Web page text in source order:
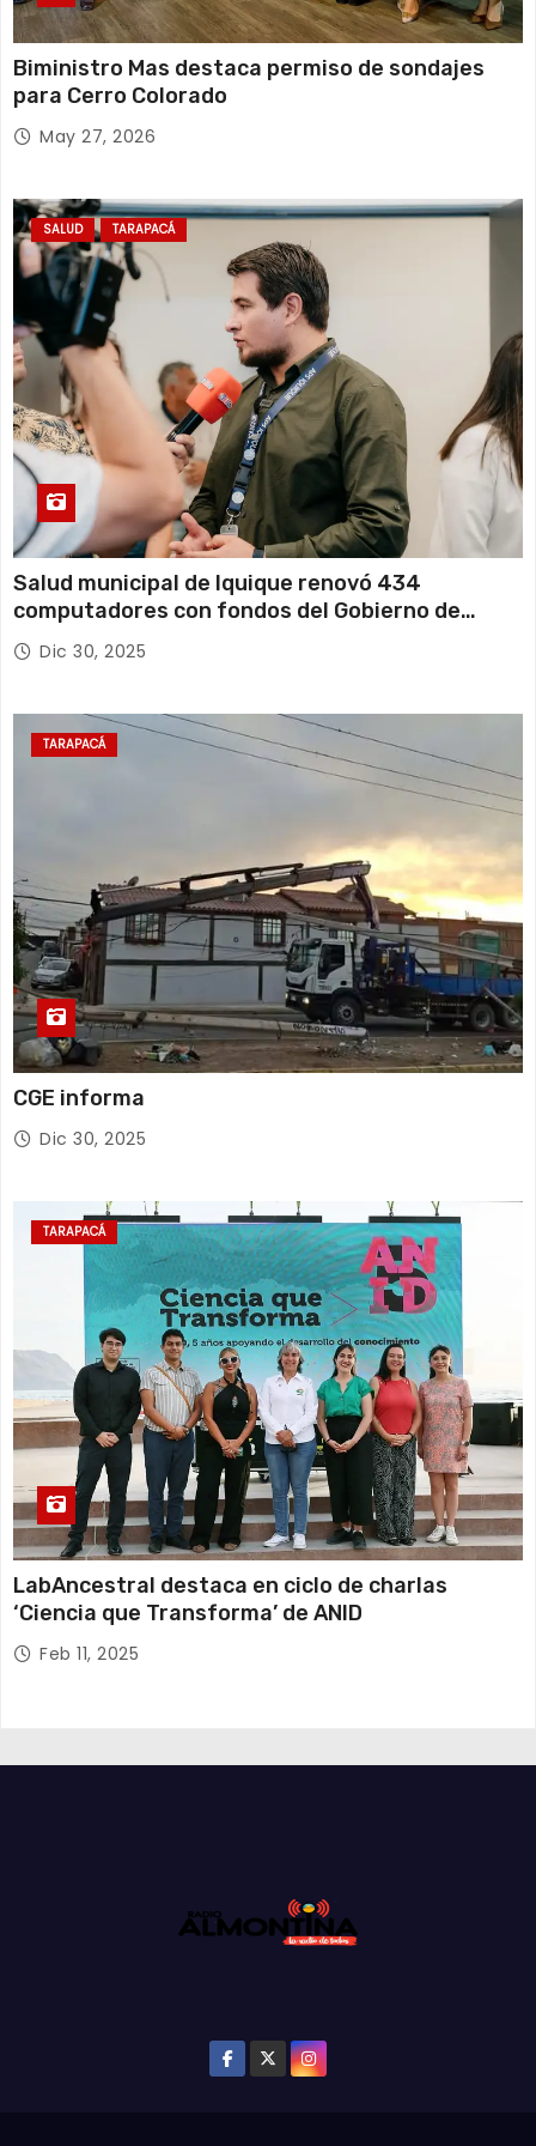
Biministro Mas destaca permiso de sondajes
para Cerro Colorado
May 27, 2026
SALUD TARAPACÁ
Salud municipal de Iquique renovó 434
computadores con fondos del Gobierno de
Tarapacá
Dic 30, 2025
TARAPACÁ
CGE informa
Dic 30, 2025
TARAPACÁ
LabAncestral destaca en ciclo de charlas
‘Ciencia que Transforma’ de ANID
Feb 11, 2025